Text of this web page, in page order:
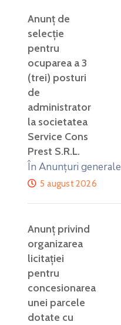
Anunţ de
selecţie
pentru
ocuparea a 3
(trei) posturi
de
administrator
la societatea
Service Cons
Prest S.R.L.
În Anunțuri generale
5 august 2026
Anunț privind
organizarea
licitației
pentru
concesionarea
unei parcele
dotate cu